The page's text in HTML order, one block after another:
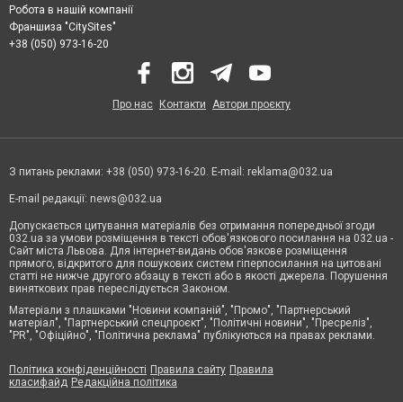
Робота в нашій компанії
Франшиза "CitySites"
+38 (050) 973-16-20
Про нас Контакти Автори проєкту
З питань реклами: +38 (050) 973-16-20. E-mail: reklama@032.ua
E-mail редакції: news@032.ua
Допускається цитування матеріалів без отримання попередньої згоди
032.ua за умови розміщення в тексті обов'язкового посилання на 032.ua -
Сайт міста Львова. Для інтернет-видань обов'язкове розміщення
прямого, відкритого для пошукових систем гіперпосилання на цитовані
статті не нижче другого абзацу в тексті або в якості джерела. Порушення
виняткових прав переслідується Законом.
Матеріали з плашками "Новини компаній", "Промо", "Партнерський
матеріал", "Партнерський спецпроєкт", "Політичні новини", "Пресреліз",
"PR", "Офіційно", "Політична реклама" публікуються на правах реклами.
Політика конфіденційності Правила сайту Правила
класифайд Редакційна політика